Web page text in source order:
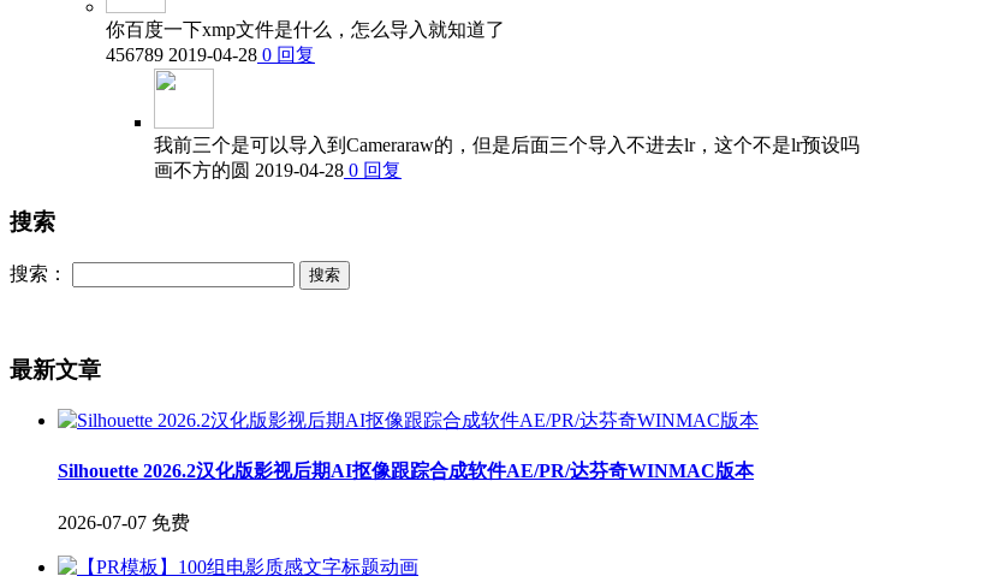
你百度一下xmp文件是什么，怎么导入就知道了
456789 2019-04-28 0 回复
我前三个是可以导入到Cameraraw的，但是后面三个导入不进去lr，这个不是lr预设吗
画不方的圆 2019-04-28 0 回复
搜索
搜索：
最新文章
Silhouette 2026.2汉化版影视后期AI抠像跟踪合成软件AE/PR/达芬奇WINMAC版本
2026-07-07 免费